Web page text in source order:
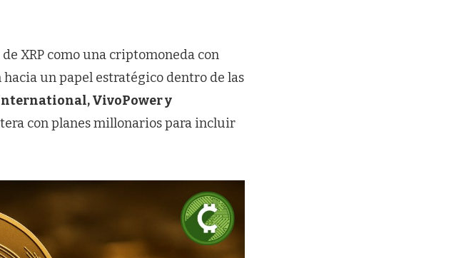
XRP como una criptomoneda con
un papel estratégico dentro de las
VivoPower y
con planes millonarios para incluir